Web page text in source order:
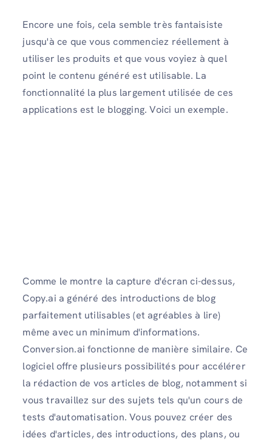
Encore une fois, cela semble très fantaisiste
jusqu'à ce que vous commenciez réellement à
utiliser les produits et que vous voyiez à quel
point le contenu généré est utilisable. La
fonctionnalité la plus largement utilisée de ces
applications est le blogging. Voici un exemple.
Comme le montre la capture d'écran ci-dessus,
Copy.ai a généré des introductions de blog
parfaitement utilisables (et agréables à lire)
même avec un minimum d'informations.
Conversion.ai fonctionne de manière similaire. Ce
logiciel offre plusieurs possibilités pour accélérer
la rédaction de vos articles de blog, notamment si
vous travaillez sur des sujets tels qu'un cours de
tests d'automatisation. Vous pouvez créer des
idées d'articles, des introductions, des plans, ou